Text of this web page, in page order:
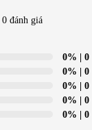
0 đánh giá
0% | 0
0% | 0
0% | 0
0% | 0
0% | 0